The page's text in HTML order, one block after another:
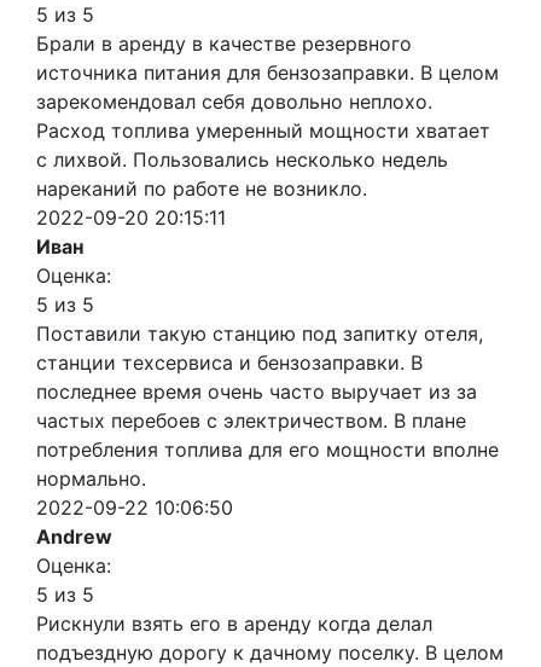
5 из 5
Брали в аренду в качестве резервного
источника питания для бензозаправки. В целом
зарекомендовал себя довольно неплохо.
Расход топлива умеренный мощности хватает
с лихвой. Пользовались несколько недель
нареканий по работе не возникло.
2022-09-20 20:15:11
Иван
Оценка:
5 из 5
Поставили такую станцию под запитку отеля,
станции техсервиса и бензозаправки. В
последнее время очень часто выручает из за
частых перебоев с электричеством. В плане
потребления топлива для его мощности вполне
нормально.
2022-09-22 10:06:50
Andrew
Оценка:
5 из 5
Рискнули взять его в аренду когда делал
подъездную дорогу к дачному поселку. В целом